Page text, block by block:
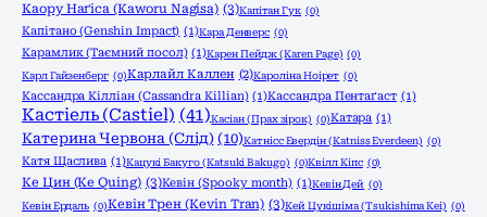
Каору Наґіса (Kaworu Nagisa) (3)Капітан Гук (0)
Капітано (Genshin Impact) (1)Кара Денверс (0)
Карамлик (Таємний посол) (1)Карен Пейдж (Karen Page) (0)
Карл Гайзенберг (0)Карлайл Каллен (2)Кароліна Ноірет (0)
Кассандра Кілліан (Cassandra Killian) (1)Кассандра Пентаґаст (1)
Кастіель (Castiel) (41)Касіан (Прах зірок) (0)Катара (1)
Катерина Червона (Слід) (10)Катнісс Евердін (Katniss Everdeen) (0)
Катя Щаслива (1)Кацукі Бакуго (Katsuki Bakugo) (0)Квілл Кіпс (0)
Ке Цин (Ke Quing) (3)Кевін (Spooky month) (1)Кевін Дей (0)
Кевін Ердаль (0)Кевін Трен (Kevin Tran) (3)Кей Цукішіма (Tsukishima Kei) (0)